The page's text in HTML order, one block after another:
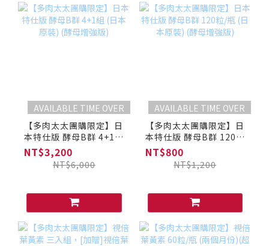
AVAILABLE TIME OVER
【多肉太太團購限定】日
本特仕版 酵母B群 4+1組
(日本原裝) (酵母增強版)
NT$3,200
NT$6,000
AVAILABLE TIME OVER
【多肉太太團購限定】日
本特仕版 酵母B群 120
粒/瓶 (日本原裝) (酵母
增強版)
NT$800
NT$1,200